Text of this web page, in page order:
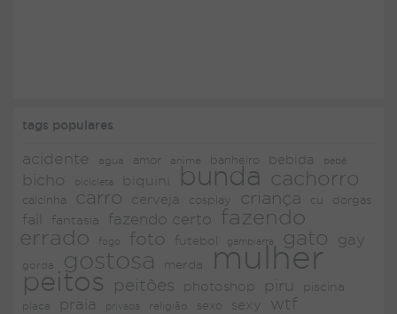
tags populares
acidente agua amor anime banheiro bebida bebê
bicho bicicleta biquini bunda cachorro
calcinha carro cerveja cosplay criança cu dorgas
fail fantasia fazendo certo
fazendo
errado
fogo foto futebol gambiarra gato gay
gorda gostosa merda mulher
peitos peitões photoshop piru piscina
placa praia privada religião sexo sexy wtf